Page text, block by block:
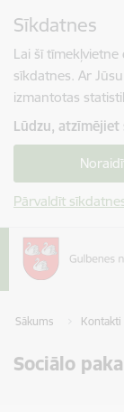
Sīkdatnes
Lai šī
sīkdatnes. Ar
izmantotas
Lūdzu, atzīmējiet
Pārvaldīt
Sākums Kontakti
Sociālo